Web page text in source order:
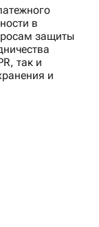
в
защиты
так и
и